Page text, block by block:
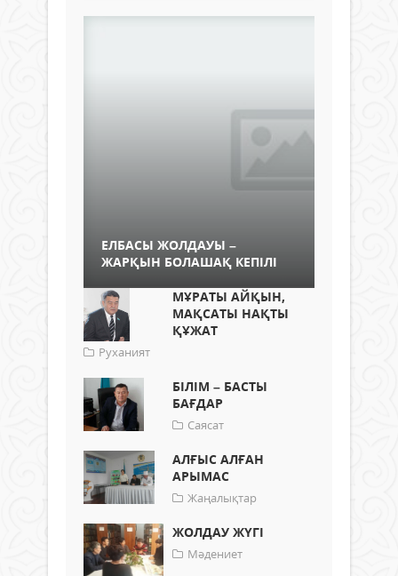
ЕЛБАСЫ ЖОЛДАУЫ –
ЖАРҚЫН БОЛАШАҚ КЕПІЛІ
МҰРАТЫ АЙҚЫН,
МАҚСАТЫ НАҚТЫ
ҚҰЖАТ
Руханият
БІЛІМ – БАСТЫ
БАҒДАР
Саясат
АЛҒЫС АЛҒАН
АРЫМАС
Жаңалықтар
ЖОЛДАУ ЖҮГІ
Мәдениет